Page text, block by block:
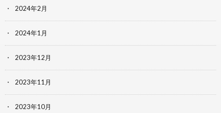
2024年2月
2024年1月
2023年12月
2023年11月
2023年10月